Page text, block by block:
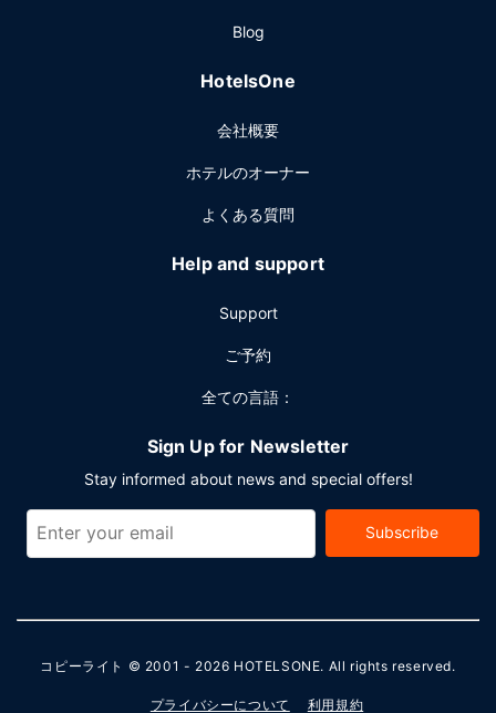
方フィート) のイベント設備をご利用いただけます。敷地内
Blog
HotelsOne
会社概要
ホテルのオーナー
よくある質問
Help and support
Support
ご予約
全ての言語：
Sign Up for Newsletter
Stay informed about news and special offers!
Subscribe
コピーライト © 2001 - 2026 HOTELSONE. All rights reserved.
プライバシーについて 利用規約